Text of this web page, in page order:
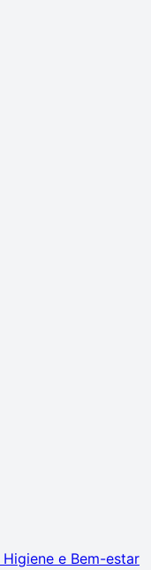
Higiene e Bem-estar